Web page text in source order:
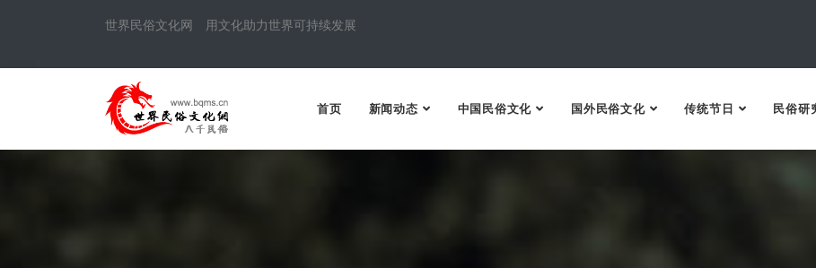
世界民俗文化网 用文化助力世界可持续发展
首页 新闻动态 中国民俗文化 国外民俗文化 传统节日 民俗研